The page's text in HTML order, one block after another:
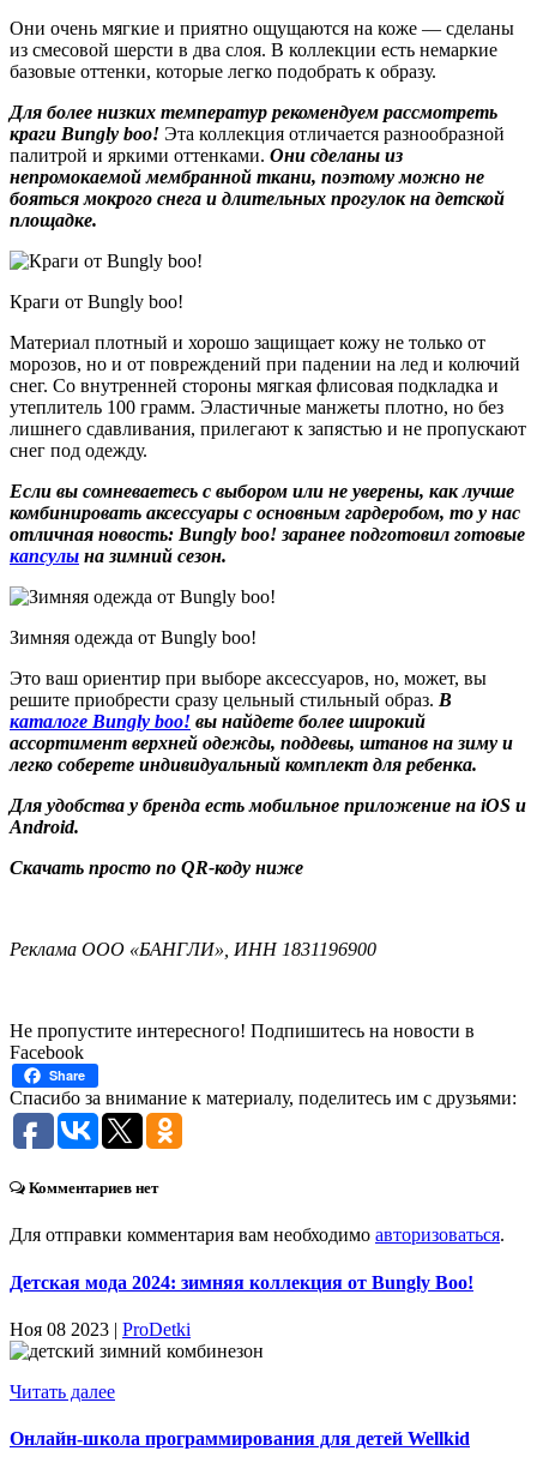
Они очень мягкие и приятно ощущаются на коже — сделаны
из смесовой шерсти в два слоя. В коллекции есть немаркие
базовые оттенки, которые легко подобрать к образу.
Для более низких температур рекомендуем рассмотреть
краги Bungly boo! Эта коллекция отличается разнообразной
палитрой и яркими оттенками. Они сделаны из
непромокаемой мембранной ткани, поэтому можно не
бояться мокрого снега и длительных прогулок на детской
площадке.
Краги от Bungly boo!
Материал плотный и хорошо защищает кожу не только от
морозов, но и от повреждений при падении на лед и колючий
снег. Со внутренней стороны мягкая флисовая подкладка и
утеплитель 100 грамм. Эластичные манжеты плотно, но без
лишнего сдавливания, прилегают к запястью и не пропускают
снег под одежду.
Если вы сомневаетесь с выбором или не уверены, как лучше
комбинировать аксессуары с основным гардеробом, то у нас
отличная новость: Bungly boo! заранее подготовил готовые
капсулы на зимний сезон.
Зимняя одежда от Bungly boo!
Это ваш ориентир при выборе аксессуаров, но, может, вы
решите приобрести сразу цельный стильный образ. В
каталоге Bungly boo! вы найдете более широкий
ассортимент верхней одежды, поддевы, штанов на зиму и
легко соберете индивидуальный комплект для ребенка.
Для удобства у бренда есть мобильное приложение на iOS и
Android.
Скачать просто по QR-коду ниже
Реклама ООО «БАНГЛИ», ИНН 1831196900
Не пропустите интересного! Подпишитесь на новости в
Facebook
Share
Спасибо за внимание к материалу, поделитесь им с друзьями:
Комментариев нет
Для отправки комментария вам необходимо авторизоваться.
Детская мода 2024: зимняя коллекция от Bungly Boo!
Ноя 08 2023 | ProDetki
Читать далее
Онлайн-школа программирования для детей Wellkid